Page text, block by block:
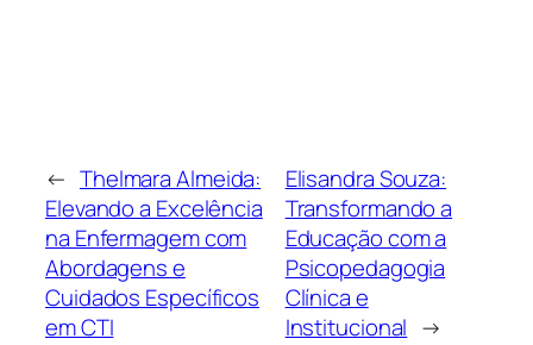
← Thelmara Almeida:
Elevando a Excelência
na Enfermagem com
Abordagens e
Cuidados Específicos
em CTI
Elisandra Souza:
Transformando a
Educação com a
Psicopedagogia
Clínica e
Institucional →